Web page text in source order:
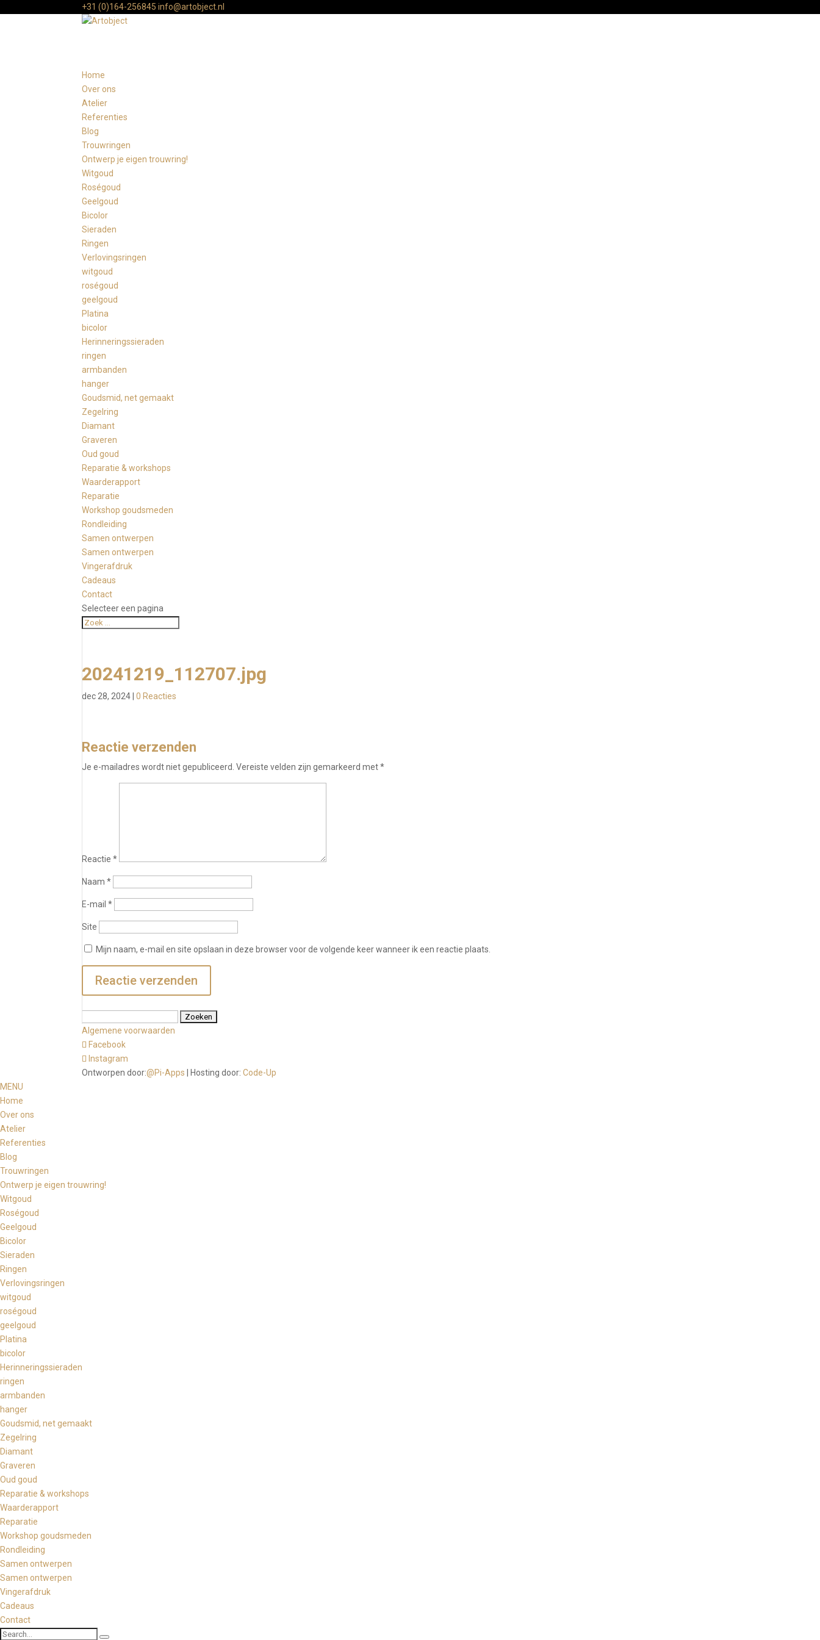
+31 (0)164-256845 info@artobject.nl
Home
Over ons
Atelier
Referenties
Blog
Trouwringen
Ontwerp je eigen trouwring!
Witgoud
Roségoud
Geelgoud
Bicolor
Sieraden
Ringen
Verlovingsringen
witgoud
roségoud
geelgoud
Platina
bicolor
Herinneringssieraden
ringen
armbanden
hanger
Goudsmid, net gemaakt
Zegelring
Diamant
Graveren
Oud goud
Reparatie & workshops
Waarderapport
Reparatie
Workshop goudsmeden
Rondleiding
Samen ontwerpen
Samen ontwerpen
Vingerafdruk
Cadeaus
Contact
Selecteer een pagina
20241219_112707.jpg
dec 28, 2024 |0 Reacties
Reactie verzenden
Je e-mailadres wordt niet gepubliceerd. Vereiste velden zijn gemarkeerd met*
Reactie*
Naam*
E-mail*
Site
Mijn naam, e-mail en site opslaan in deze browser voor de volgende keer wanneer ik een reactie plaats.
naar:
Algemene voorwaarden
Facebook
Instagram
Ontworpen door:@Pi-Apps | Hosting door:Code-Up
MENU
Home
Over ons
Atelier
Referenties
Blog
Trouwringen
Ontwerp je eigen trouwring!
Witgoud
Roségoud
Geelgoud
Bicolor
Sieraden
Ringen
Verlovingsringen
witgoud
roségoud
geelgoud
Platina
bicolor
Herinneringssieraden
ringen
armbanden
hanger
Goudsmid, net gemaakt
Zegelring
Diamant
Graveren
Oud goud
Reparatie & workshops
Waarderapport
Reparatie
Workshop goudsmeden
Rondleiding
Samen ontwerpen
Samen ontwerpen
Vingerafdruk
Cadeaus
Contact
Search